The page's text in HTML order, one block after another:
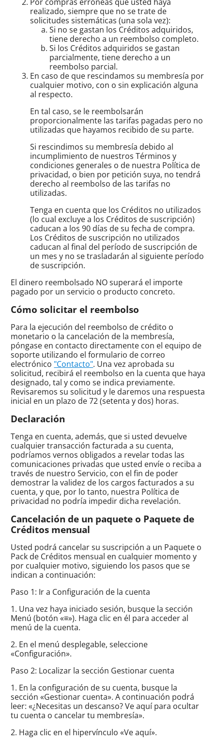
realizado, siempre que no se trate de
solicitudes sistemáticas (una sola vez):
Si no se gastan los Créditos adquiridos,
tiene derecho a un reembolso completo.
Si los Créditos adquiridos se gastan
parcialmente, tiene derecho a un
reembolso parcial.
En caso de que rescindamos su membresía por
cualquier motivo, con o sin explicación alguna
al respecto.
En tal caso, se le reembolsarán
proporcionalmente las tarifas pagadas pero no
utilizadas que hayamos recibido de su parte.
Si rescindimos su membresía debido al
incumplimiento de nuestros Términos y
condiciones generales o de nuestra Política de
privacidad, o bien por petición suya, no tendrá
derecho al reembolso de las tarifas no
utilizadas.
Tenga en cuenta que los Créditos no utilizados
(lo cual excluye a los Créditos de suscripción)
caducan a los 90 días de su fecha de compra.
Los Créditos de suscripción no utilizados
caducan al final del período de suscripción de
un mes y no se trasladarán al siguiente período
de suscripción.
El dinero reembolsado NO superará el importe
pagado por un servicio o producto concreto.
Cómo solicitar el reembolso
Para la ejecución del reembolso de crédito o
monetario o la cancelación de la membresía,
póngase en contacto directamente con el equipo de
soporte utilizando el formulario de correo
electrónico "Contacto". Una vez aprobada su
solicitud, recibirá el reembolso en la cuenta que haya
designado, tal y como se indica previamente.
Revisaremos su solicitud y le daremos una respuesta
inicial en un plazo de 72 (setenta y dos) horas.
Declaración
Tenga en cuenta, además, que si usted devuelve
cualquier transacción facturada a su cuenta,
podríamos vernos obligados a revelar todas las
comunicaciones privadas que usted envíe o reciba a
través de nuestro Servicio, con el fin de poder
demostrar la validez de los cargos facturados a su
cuenta, y que, por lo tanto, nuestra Política de
privacidad no podría impedir dicha revelación.
Cancelación de un paquete o Paquete de
Créditos mensual
Usted podrá cancelar su suscripción a un Paquete o
Pack de Créditos mensual en cualquier momento y
por cualquier motivo, siguiendo los pasos que se
indican a continuación:
Paso 1: Ir a Configuración de la cuenta
1. Una vez haya iniciado sesión, busque la sección
Menú (botón «≡»). Haga clic en él para acceder al
menú de la cuenta.
2. En el menú desplegable, seleccione
«Configuración».
Paso 2: Localizar la sección Gestionar cuenta
1. En la configuración de su cuenta, busque la
sección «Gestionar cuenta». A continuación podrá
leer: «¿Necesitas un descanso? Ve aquí para ocultar
tu cuenta o cancelar tu membresía».
2. Haga clic en el hipervínculo «Ve aquí».